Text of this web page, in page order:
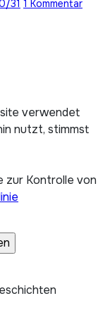
31 1 Kommentar
verwendet
nutzt, stimmst
zur Kontrolle von